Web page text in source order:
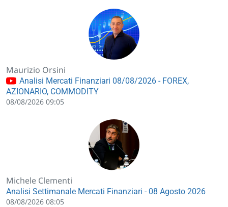
Maurizio Orsini
Analisi Mercati Finanziari 08/08/2026 - FOREX,
AZIONARIO, COMMODITY
08/08/2026 09:05
Michele Clementi
Analisi Settimanale Mercati Finanziari - 08 Agosto 2026
08/08/2026 08:05